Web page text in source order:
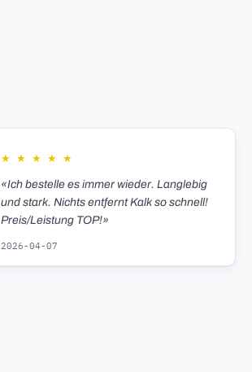
★ ★ ★ ★ ★
«Ich bestelle es immer wieder. Langlebig
und stark. Nichts entfernt Kalk so schnell!
Preis/Leistung TOP!»
2026-04-07